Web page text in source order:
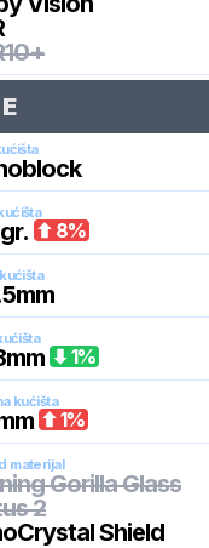
gr. 8%
mm
mm 1%
kućišta
1%
materijal
Gorilla Glass
2
Shield